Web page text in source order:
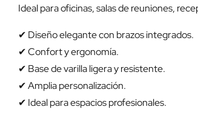
Ideal para oficinas, salas de reuniones,
✔ Diseño elegante con brazos integrados.
✔ Confort y ergonomía.
✔ Base de varilla ligera y resistente.
✔ Amplia personalización.
✔ Ideal para espacios profesionales.